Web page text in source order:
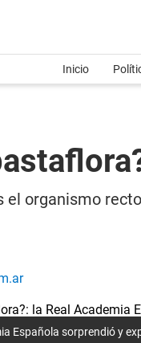
Inicio
el organismo
Española sorprendió y